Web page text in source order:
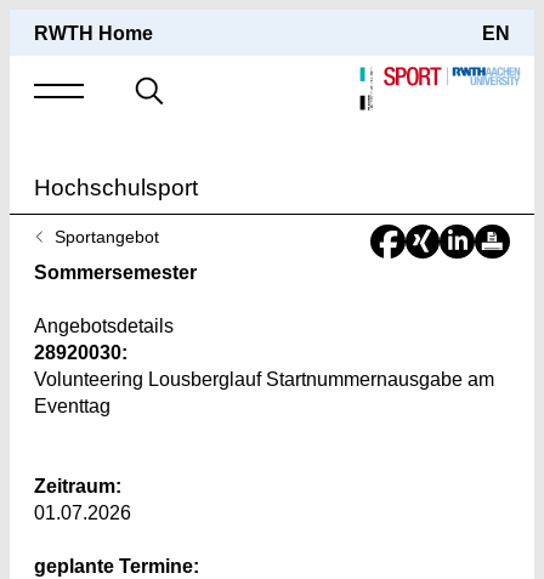
RWTH Home EN
Suche
Hochschulsport
Sie
sind
hier:
Sportangebot
Sommersemester
Angebotsdetails
28920030:
Volunteering Lousberglauf Startnummernausgabe am
Eventtag
Zeitraum:
01.07.2026
geplante Termine: